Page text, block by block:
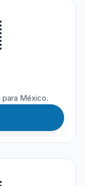
México.